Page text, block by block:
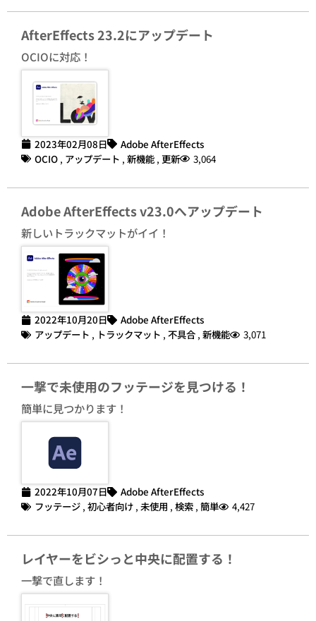
AfterEffects 23.2にアップデート
OCIOに対応！
2023年02月08日
Adobe AfterEffects
OCIO , アップデート , 新機能 , 更新 3,064
Adobe AfterEffects v23.0へアップデート
新しいトラックマットがイイ！
2022年10月20日
Adobe AfterEffects
アップデート , トラックマット , 不具合 , 新機能 3,071
一撃で未使用のフッテージを見つける！
簡単に見つかります！
2022年10月07日
Adobe AfterEffects
フッテージ , 初心者向け , 未使用 , 検索 , 簡単 4,427
レイヤーをビシっと中央に配置する！
一撃で直します！